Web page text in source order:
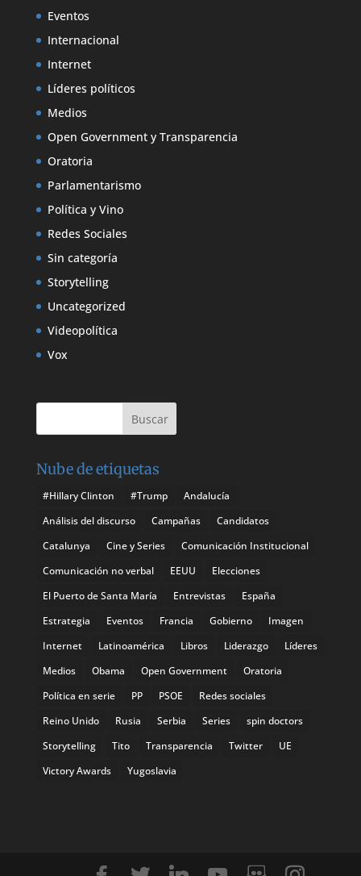
Eventos
Internacional
Internet
Líderes políticos
Medios
Open Government y Transparencia
Oratoria
Parlamentarismo
Política y Vino
Redes Sociales
Sin categoría
Storytelling
Uncategorized
Videopolítica
Vox
Nube de etiquetas
#Hillary Clinton #Trump
Andalucía
Análisis del discurso
Campañas
Candidatos
Catalunya
Cine y Series
Comunicación Institucional
Comunicación no verbal
EEUU
Elecciones
El Puerto de Santa María
Entrevistas
España
Estrategia
Eventos Francia Gobierno
Imagen
Internet
Latinoamérica Libros Liderazgo
Líderes
Medios
Obama Open Government
Oratoria
Política en serie
PP PSOE
Redes sociales
Reino Unido
Rusia Serbia Series
spin doctors
Storytelling
Tito Transparencia Twitter
UE
Victory Awards
Yugoslavia